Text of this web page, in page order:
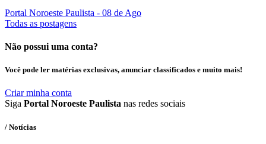
Portal Noroeste Paulista - 08 de Ago
Todas as postagens
Não possui uma conta?
Você pode ler matérias exclusivas, anunciar classificados e muito mais!
Criar minha conta
Siga Portal Noroeste Paulista nas redes sociais
/ Notícias